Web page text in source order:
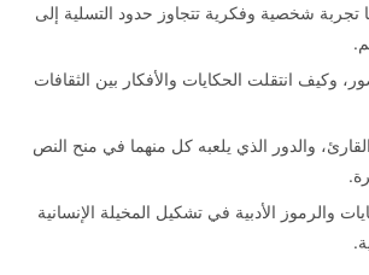
تجربة شخصية وفكرية تتجاوز حدود التسلية إلى
وكيف انتقلت الحكايات والأفكار بين الثقافات
والدور الذي يلعبه كل منهما في منح النص
والرموز الأدبية في تشكيل المخيلة الإنسانية